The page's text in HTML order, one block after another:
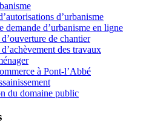
d’urbanisme
demande d’urbanisme en ligne
de chantier
des travaux
à Pont-l’Abbé
du domaine public